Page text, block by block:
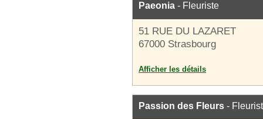
Paeonia - Fleuriste
51 RUE DU LAZARET
67000 Strasbourg
Afficher les détails
Passion des Fleurs -